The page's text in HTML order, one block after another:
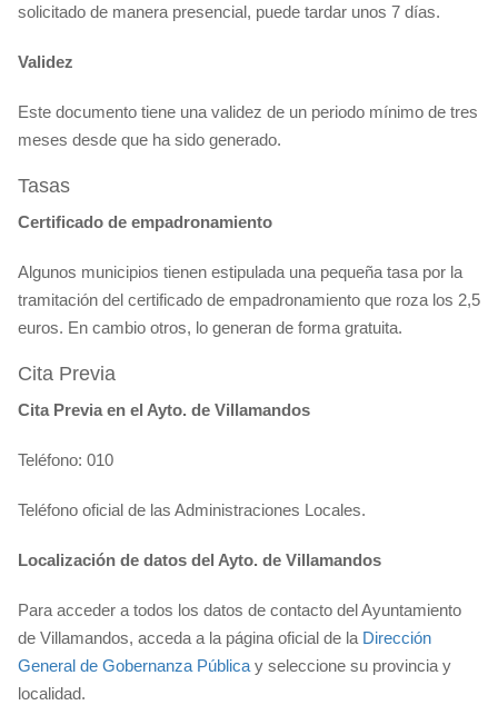
solicitado de manera presencial, puede tardar unos 7 días.
Validez
Este documento tiene una validez de un periodo mínimo de tres
meses desde que ha sido generado.
Tasas
Certificado de empadronamiento
Algunos municipios tienen estipulada una pequeña tasa por la
tramitación del certificado de empadronamiento que roza los 2,5
euros. En cambio otros, lo generan de forma gratuita.
Cita Previa
Cita Previa en el Ayto. de Villamandos
Teléfono: 010
Teléfono oficial de las Administraciones Locales.
Localización de datos del Ayto. de Villamandos
Para acceder a todos los datos de contacto del Ayuntamiento
de Villamandos, acceda a la página oficial de la Dirección
General de Gobernanza Pública y seleccione su provincia y
localidad.